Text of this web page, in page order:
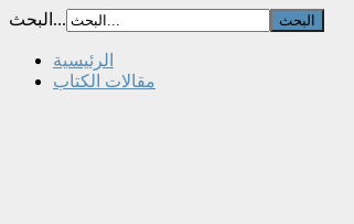
البحث...
الرئيسية
مقالات الكتاب